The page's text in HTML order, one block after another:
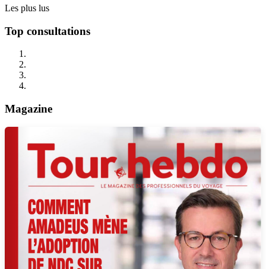
Les plus lus
Top consultations
Magazine